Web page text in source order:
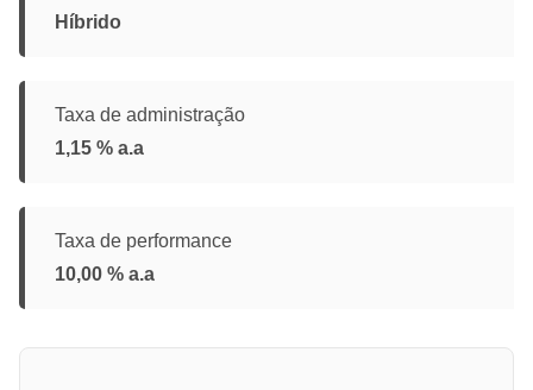
Híbrido
Taxa de administração
1,15 % a.a
Taxa de performance
10,00 % a.a